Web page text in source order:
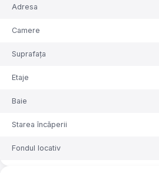
Adresa
Camere
Suprafața
Etaje
Baie
Starea încăperii
Fondul locativ